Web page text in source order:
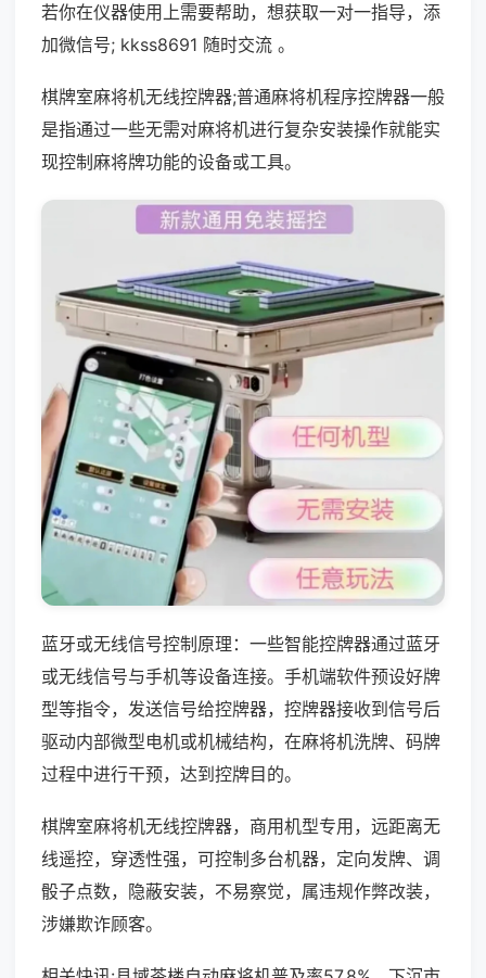
若你在仪器使用上需要帮助，想获取一对一指导，添
加微信号; kkss8691 随时交流 。
棋牌室麻将机无线控牌器;普通麻将机程序控牌器一般
是指通过一些无需对麻将机进行复杂安装操作就能实
现控制麻将牌功能的设备或工具。
蓝牙或无线信号控制原理：一些智能控牌器通过蓝牙
或无线信号与手机等设备连接。手机端软件预设好牌
型等指令，发送信号给控牌器，控牌器接收到信号后
驱动内部微型电机或机械结构，在麻将机洗牌、码牌
过程中进行干预，达到控牌目的。
棋牌室麻将机无线控牌器，商用机型专用，远距离无
线遥控，穿透性强，可控制多台机器，定向发牌、调
骰子点数，隐蔽安装，不易察觉，属违规作弊改装，
涉嫌欺诈顾客。